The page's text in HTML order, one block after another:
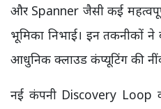
और Spanner जैसी कई
भूमिका निभाई। इन तकनीकों ने
आधुनिक क्लाउड कंप्यूटिंग की
नई कंपनी Discovery Loop